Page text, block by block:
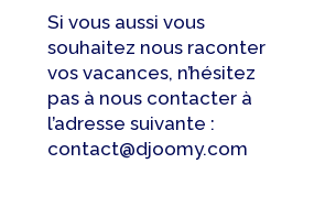
Si vous aussi vous
souhaitez nous raconter
vos vacances, n’hésitez
pas à nous contacter à
l’adresse suivante :
contact@djoomy.com